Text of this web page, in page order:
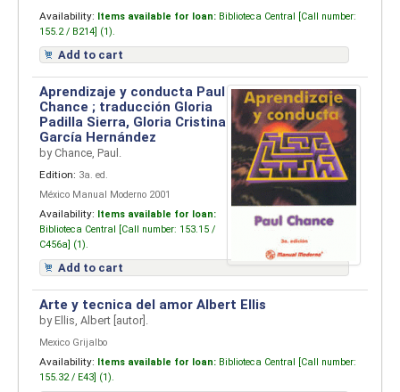
Availability: Items available for loan: Biblioteca Central [ Call number:
155.2 / B214] (1).
Add to cart
Aprendizaje y conducta Paul
Chance ; traducción Gloria
Padilla Sierra, Gloria Cristina
García Hernández
by Chance, Paul.
Edition: 3a. ed.
México Manual Moderno 2001
Availability:
Items available for loan:
Biblioteca Central [ Call number: 153.15 /
C456a] (1).
Add to cart
Arte y tecnica del amor Albert Ellis
by Ellis, Albert [autor] .
Mexico Grijalbo
Availability: Items available for loan: Biblioteca Central [Call number:
155.32 / E43] (1).